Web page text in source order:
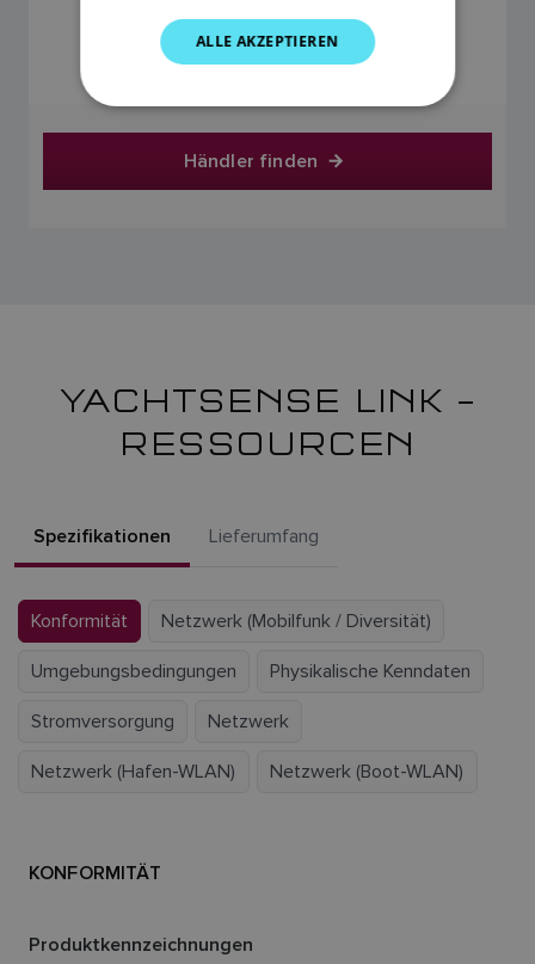
1.541,05 €
Händler finden
YACHTSENSE LINK –
RESSOURCEN
Spezifikationen Lieferumfang
Konformität Netzwerk (Mobilfunk / Diversität)
Umgebungsbedingungen Physikalische Kenndaten
Stromversorgung Netzwerk
Netzwerk (Hafen-WLAN) Netzwerk (Boot-WLAN)
KONFORMITÄT
Produktkennzeichnungen
NORWEGIAN
FINNISH
ALLE AKZEPTIEREN